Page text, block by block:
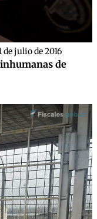
de julio de 2016
de